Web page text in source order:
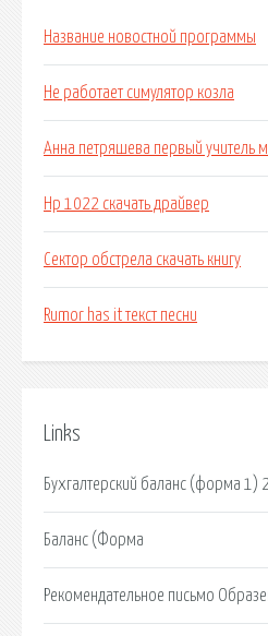
Название новостной программы
Не работает симулятор козла
Анна петряшева первый учитель
Нр 1022 скачать драйвер
Сектор обстрела скачать книгу
Rumor has it текст песни
Links
Бухгалтерский баланс (форма 1)
Баланс (Форма
Рекомендательное письмо